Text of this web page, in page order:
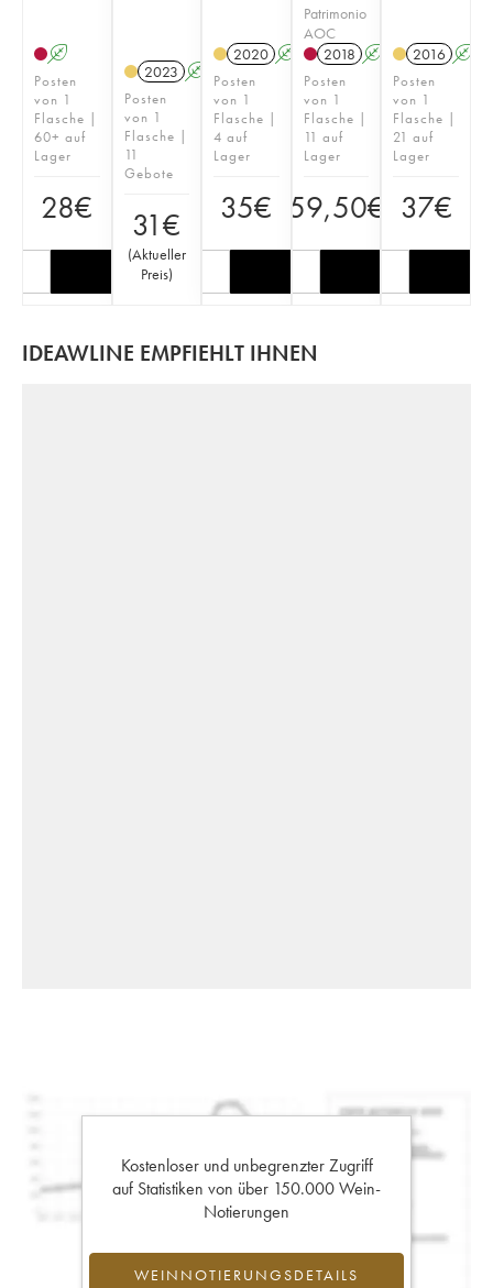
A
Posten
von 1
Flasche |
60+ auf
Lager
28€
2023 A
Posten
von 1
Flasche |
11
Gebote
31€
(Aktueller
Preis)
2020 A
Posten
von 1
Flasche |
4 auf
Lager
35€
Patrimonio
AOC
2018 A
Posten
von 1
Flasche |
11 auf
Lager
59,50€
2016 A
Posten
von 1
Flasche |
21 auf
Lager
37€
IDEAWLINE EMPFIEHLT IHNEN
Kostenloser und unbegrenzter Zugriff
auf Statistiken von über 150.000 Wein-
Notierungen
WEINNOTIERUNGSDETAILS